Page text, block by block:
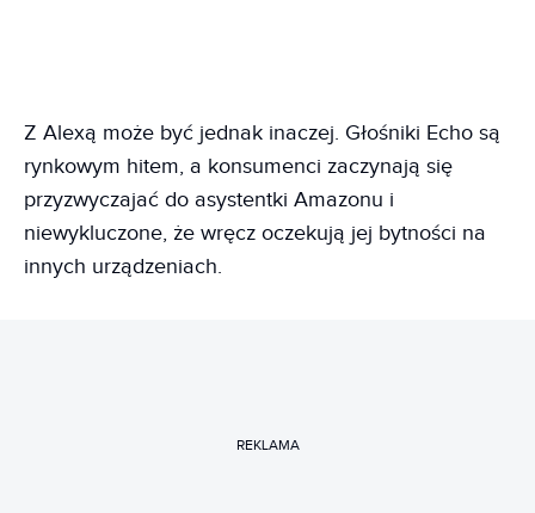
Z Alexą może być jednak inaczej. Głośniki Echo są
rynkowym hitem, a konsumenci zaczynają się
przyzwyczajać do asystentki Amazonu i
niewykluczone, że wręcz oczekują jej bytności na
innych urządzeniach.
REKLAMA